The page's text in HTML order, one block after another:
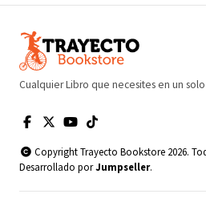
Cualquier Libro que necesites en un
Copyright Trayecto Bookstore 2026.
Desarrollado porJumpseller.